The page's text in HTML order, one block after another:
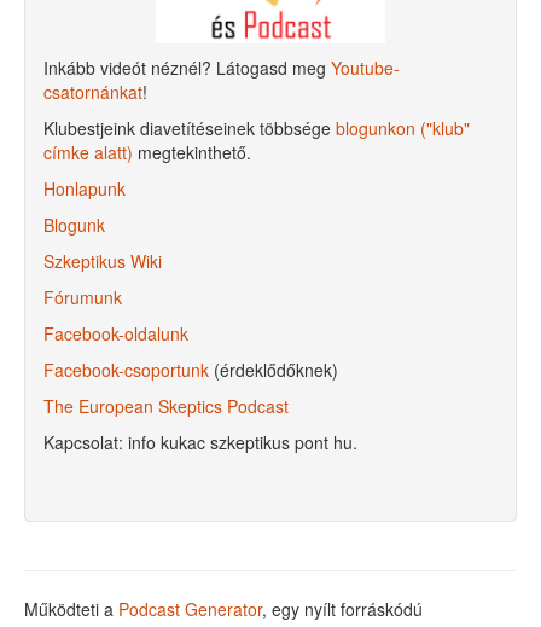
Inkább videót néznél? Látogasd meg Youtube-
csatornánkat!
Klubestjeink diavetítéseinek többsége blogunkon ("klub"
címke alatt) megtekinthető.
Honlapunk
Blogunk
Szkeptikus Wiki
Fórumunk
Facebook-oldalunk
Facebook-csoportunk (érdeklődőknek)
The European Skeptics Podcast
Kapcsolat: info kukac szkeptikus pont hu.
Működteti a Podcast Generator, egy nyílt forráskódú